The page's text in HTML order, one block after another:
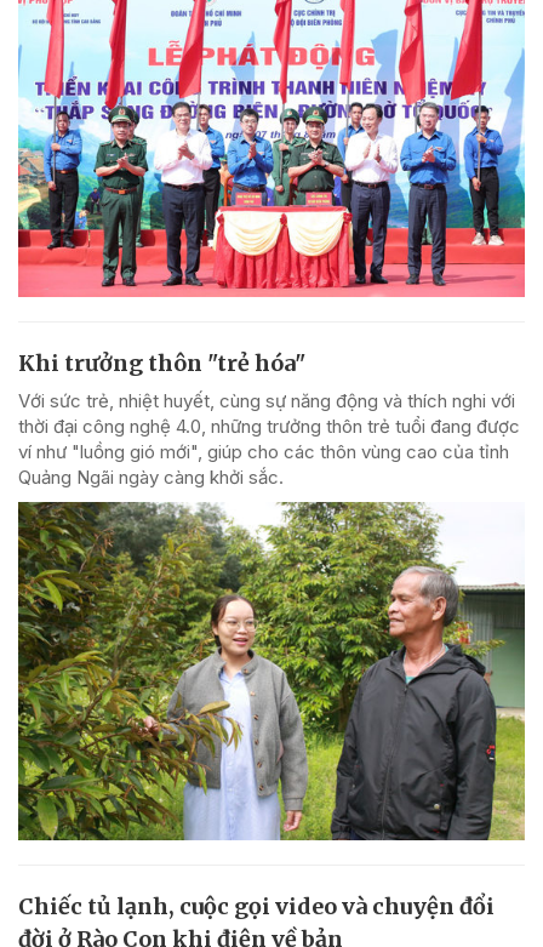
Khi trưởng thôn "trẻ hóa"
Với sức trẻ, nhiệt huyết, cùng sự năng động và thích nghi với
thời đại công nghệ 4.0, những trưởng thôn trẻ tuổi đang được
ví như "luồng gió mới", giúp cho các thôn vùng cao của tỉnh
Quảng Ngãi ngày càng khởi sắc.
Chiếc tủ lạnh, cuộc gọi video và chuyện đổi
đời ở Rào Con khi điện về bản